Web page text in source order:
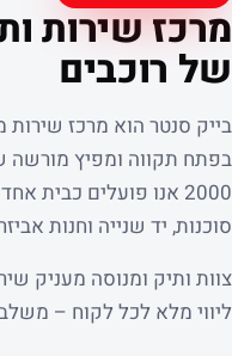
מרכז שירות
של רוכבים
בייק סנטר הוא מרכז שירות
בפתח תקווה ומפיץ
2000 אנו פועלים כבית
סוכנות, יד שנייה וחנות
צוות ותיק ומנוסה מעניק
ליווי מלא לכל לקוח –